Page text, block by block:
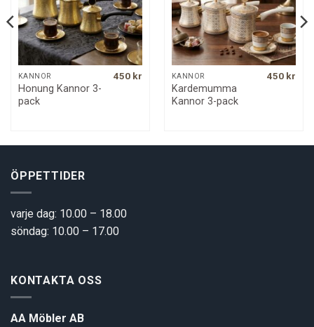
KANNOR
Honung Kannor 3-
pack
450 kr KANNOR
Kardemumma
Kannor 3-pack
450 kr
ÖPPETTIDER
varje dag: 10.00 – 18.00
söndag: 10.00 – 17.00
KONTAKTA OSS
AA Möbler AB